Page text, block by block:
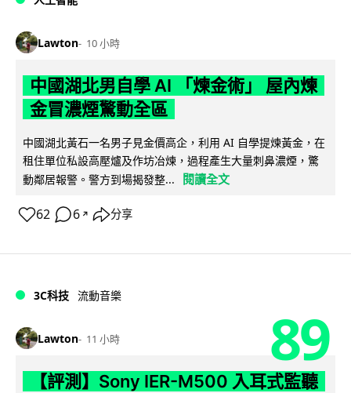
Lawton 10 小時
中國湖北男自學 AI 「煉金術」 屋內煉
金冒濃煙驚動全區
中國湖北黃石一名男子見金價高企，利用 AI 自學提煉黃金，在
租住單位私設高壓爐及作坊冶煉，過程產生大量刺鼻濃煙，驚
動鄰居報警。警方到場揭發整...
閱讀全文
62 6 ↗ 分享
3C科技 流動音樂
Lawton 11 小時 89
【評測】Sony IER-M500 入耳式監聽